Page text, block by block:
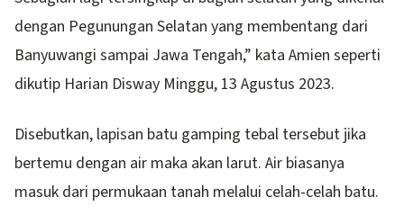
dengan Pegunungan Selatan yang membentang dari
Banyuwangi sampai Jawa Tengah,” kata Amien seperti
dikutip Harian Disway Minggu, 13 Agustus 2023.
Disebutkan, lapisan batu gamping tebal tersebut jika
bertemu dengan air maka akan larut. Air biasanya
masuk dari permukaan tanah melalui celah-celah batu.